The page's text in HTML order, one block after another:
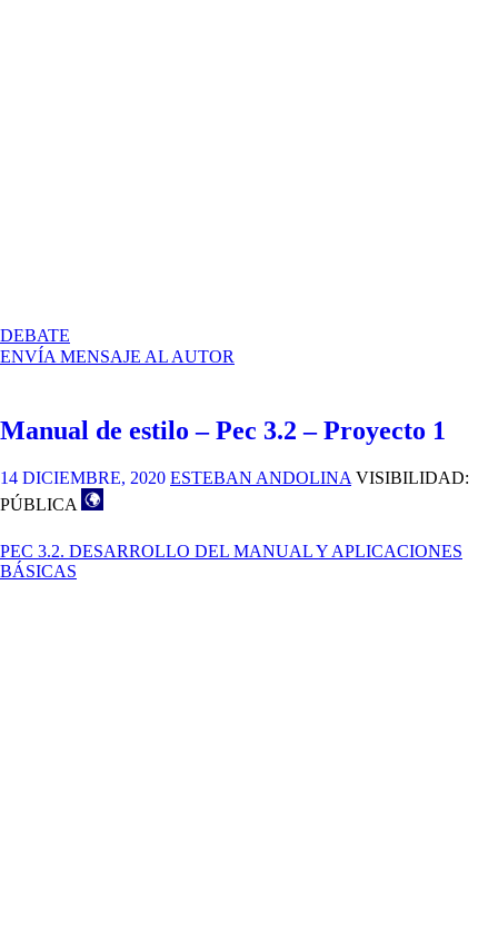
DEBATE
DOMO
INDENTIDAD
ENVÍA MENSAJE AL AUTOR
Manual de estilo – Pec 3.2 – Proyecto 1
14 DICIEMBRE, 2020 ESTEBAN ANDOLINA VISIBILIDAD:
PÚBLICA
PEC 3.2. DESARROLLO DEL MANUAL Y APLICACIONES
BÁSICAS